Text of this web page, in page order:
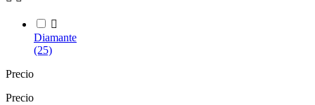

Diamante
(25)
Precio
Precio